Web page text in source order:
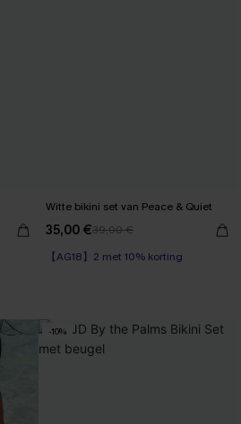
Witte bikini set van Peace & Quiet
35,00 €39,00 €
【AG18】2 met 10% korting
-10%